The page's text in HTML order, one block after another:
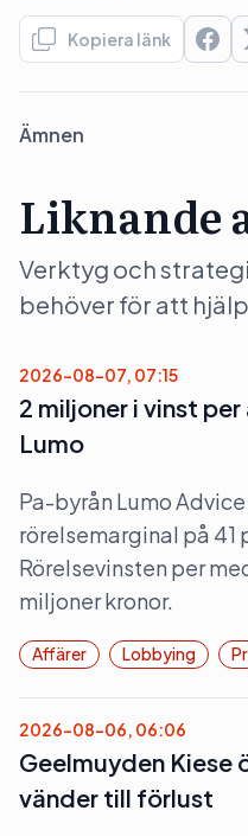
Kopiera länk
Ämnen
Liknande
Verktyg och
behöver för att
2026-08-07, 07:15
2 miljoner i vinst
Lumo
Pa-byrån Lumo
rörelsemarginal på 41
Rörelsevinsten per
miljoner kronor.
Affärer Lobbying Pr
2026-08-06, 06:06
Geelmuyden Kiese
vänder till förlust